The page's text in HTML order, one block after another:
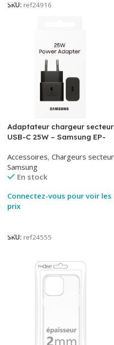
SKU: ref24916
Adaptateur chargeur secteur
USB-C 25W – Samsung EP-
Packaging Original
Accessoires, Chargeurs secteur
Samsung
En stock
Connectez-vous pour voir les
prix
SKU: ref24555